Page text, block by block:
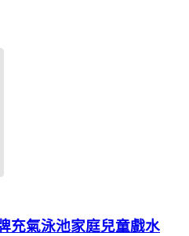
充氣泳池家庭兒童戲水